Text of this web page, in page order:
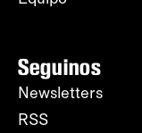
Seguinos
Newsletters
RSS